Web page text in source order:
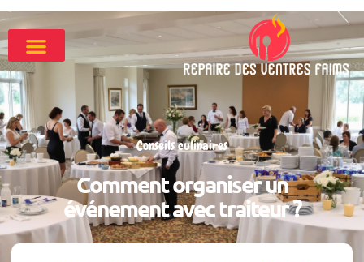
Conseils culinaires
Comment organiser un
événement avec traiteur ?